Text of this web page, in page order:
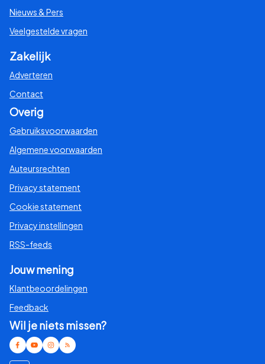
Nieuws & Pers
Veelgestelde vragen
Zakelijk
Adverteren
Contact
Overig
Gebruiksvoorwaarden
Algemene voorwaarden
Auteursrechten
Privacy statement
Cookie statement
Privacy instellingen
RSS-feeds
Jouw mening
Klantbeoordelingen
Feedback
Wil je niets missen?